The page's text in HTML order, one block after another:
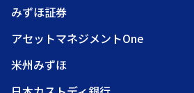
みずほ証券
アセットマネジメントOne
米州みずほ